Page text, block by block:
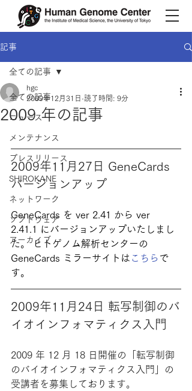
記事
全ての記事
ニュース
メンテナンス
プレスリリース
SHIROKANE
ネットワーク
ソフトウェア
アーカイブ
全ての記事
2009 年の記事
hgc
2009年12月31日 読了時間: 9分
2009年11月27日 GeneCards
バージョンアップ
GeneCards を ver 2.41 から ver
2.41.1 にバージョンアップいたしまし
た。 ヒトゲノム解析センターの
GeneCards ミラーサイトは こちら で
す。
2009年11月24日 転写制御のバ
イオインフォマティクス入門
2009 年 12 月 18 日開催の「転写制御
のバイオインフォマティクス入門」の
受講者を募集しております。